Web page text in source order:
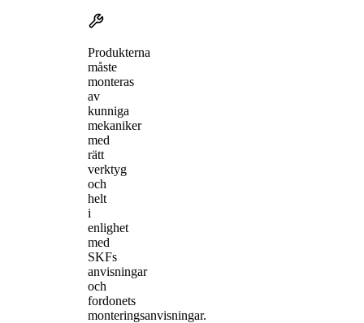
Produkterna
måste
monteras
av
kunniga
mekaniker
med
rätt
verktyg
och
helt
i
enlighet
med
SKFs
anvisningar
och
fordonets
monteringsanvisningar.